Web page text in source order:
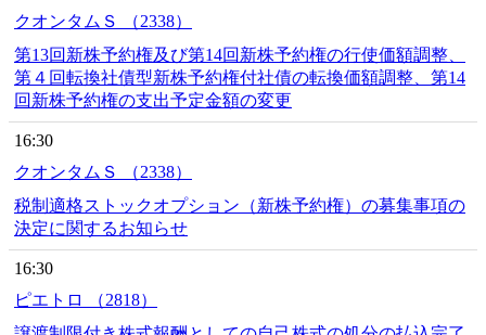
クオンタムＳ （2338）
第13回新株予約権及び第14回新株予約権の行使価額調整、
第４回転換社債型新株予約権付社債の転換価額調整、第14
回新株予約権の支出予定金額の変更
16:30
クオンタムＳ （2338）
税制適格ストックオプション（新株予約権）の募集事項の
決定に関するお知らせ
16:30
ピエトロ （2818）